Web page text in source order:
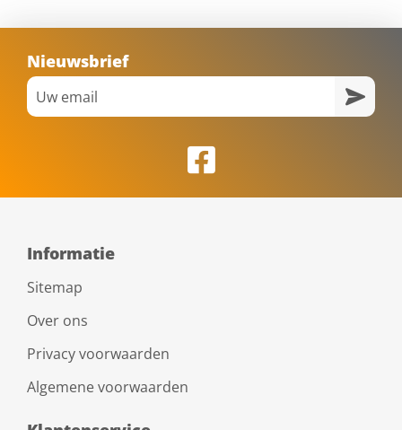
Nieuwsbrief
Informatie
Sitemap
Over ons
Privacy voorwaarden
Algemene voorwaarden